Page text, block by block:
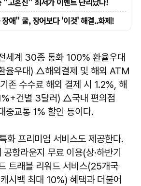
세계 30종 통화 100% 환율우대
율우대) △해외결제 및 해외 ATM
존 수수료 해외 결제 시 1.2%, 해
건별 3달러) △국내 편의점
교통 1% 할인 등이다.
화 프리미엄 서비스도 제공한다.
항라운지 무료 이용(상·하반기
트래블 리워드 서비스(25개국
시백 최대 10%) 혜택과 더불어